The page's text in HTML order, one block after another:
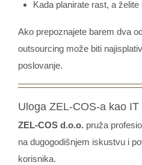
Kada planirate rast, a želite
Ako prepoznajete barem dva
outsourcing može biti
poslovanje.
Uloga ZEL-COS-a kao
ZEL-COS d.o.o. pruža
na dugogodišnjem iskustvu i
korisnika.